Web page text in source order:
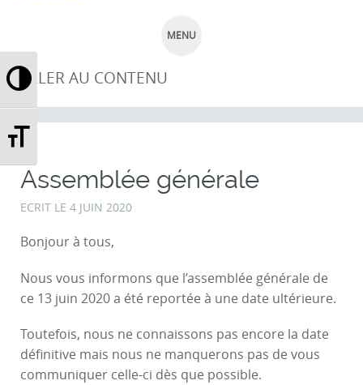
Passer en contraste élevé
Changer la taille de la police
MENU
ALLER AU CONTENU
Assemblée générale
ECRIT LE 4 JUIN 2020
Bonjour à tous,
Nous vous informons que l’assemblée générale de
ce 13 juin 2020 a été reportée à une date ultérieure.
Toutefois, nous ne connaissons pas encore la date
définitive mais nous ne manquerons pas de vous
communiquer celle-ci dès que possible.